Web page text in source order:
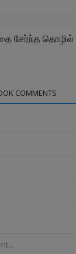
சேர்ந்த
COMMENTS